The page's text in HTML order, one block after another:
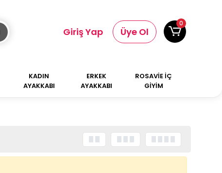
Giriş Yap Üye Ol
0
KADIN
AYAKKABI
ERKEK
AYAKKABI
ROSAVİE İÇ
GİYİM